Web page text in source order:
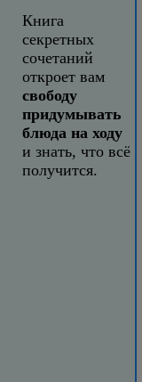
Книга
секретных
сочетаний
откроет вам
свободу
придумывать
блюда на ходу
и знать, что всё
получится.